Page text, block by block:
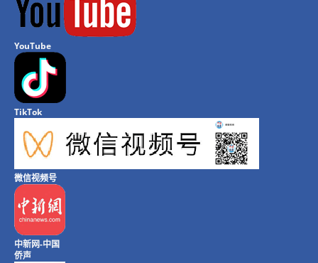
YouTube
TikTok
微信视频号
中新网-中国
侨声